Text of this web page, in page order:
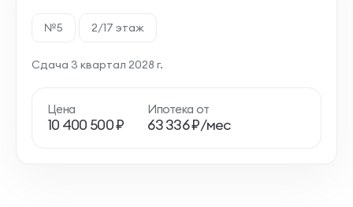
№5 2/17 этаж
Сдача 3 квартал 2028 г.
Цена
10 400 500 ₽
Ипотека от
63 336 ₽/мес